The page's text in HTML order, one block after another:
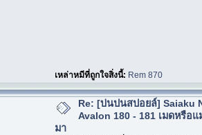
เหล่าหมีที่ถูกใจสิ่งนี้: Rem 870
Re: [บ่นปนสปอยล์] Saiaku
Avalon 180 - 181 เมดหรือแ
มา